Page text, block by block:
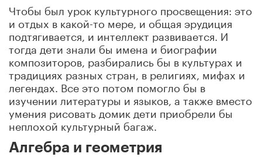
Чтобы был урок культурного просвещения: это
и отдых в какой-то мере, и общая эрудиция
подтягивается, и интеллект развивается. И
тогда дети знали бы имена и биографии
композиторов, разбирались бы в культурах и
традициях разных стран, в религиях, мифах и
легендах. Все это потом помогло бы в
изучении литературы и языков, а также вместо
умения рисовать домик дети приобрели бы
неплохой культурный багаж.
Алгебра и геометрия